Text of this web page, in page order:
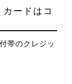
ードはコ
帯のクレジッ